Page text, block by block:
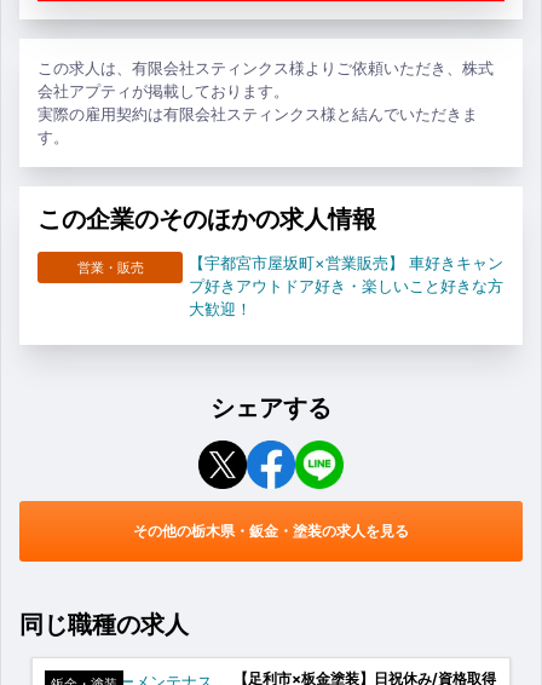
この求人は、有限会社スティンクス様よりご依頼いただき、株式
会社アプティが掲載しております。
実際の雇用契約は有限会社スティンクス様と結んでいただきま
す。
この企業のそのほかの求人情報
営業・販売
【宇都宮市屋坂町×営業販売】 車好きキャン
プ好きアウトドア好き・楽しいこと好きな方
大歓迎！
シェアする
その他の栃木県・鈑金・塗装の求人を見る
同じ職種の求人
【足利市×板金塗装】日祝休み/資格取得